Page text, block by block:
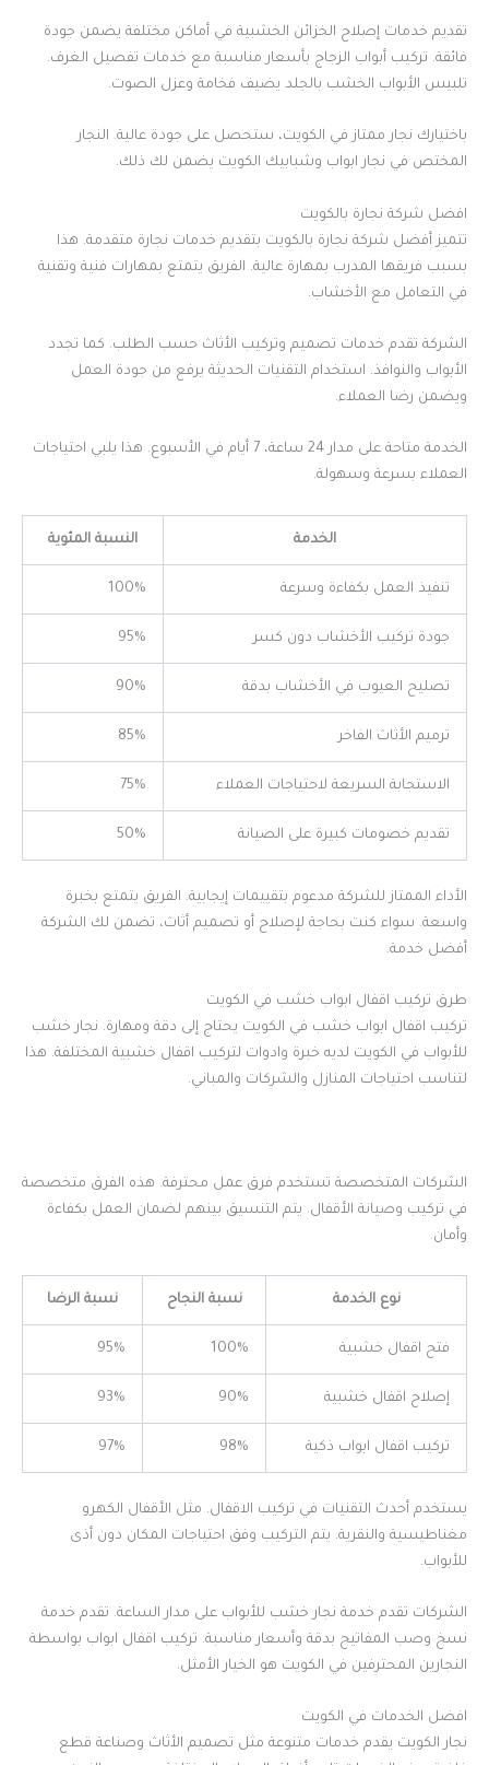
تقديم خدمات إصلاح الخزائن الخشبية في أماكن مختلفة يضمن جودة
فائقة. تركيب أبواب الزجاج بأسعار مناسبة مع خدمات تفصيل الغرف.
تلبيس الأبواب الخشب بالجلد يضيف فخامة وعزل الصوت.
باختيارك نجار ممتاز في الكويت، ستحصل على جودة عالية. النجار
المختص في نجار ابواب وشبابيك الكويت يضمن لك ذلك.
افضل شركة نجارة بالكويت
تتميز أفضل شركة نجارة بالكويت بتقديم خدمات نجارة متقدمة. هذا
بسبب فريقها المدرب بمهارة عالية. الفريق يتمتع بمهارات فنية وتقنية
في التعامل مع الأخشاب.
الشركة تقدم خدمات تصميم وتركيب الأثاث حسب الطلب. كما تجدد
الأبواب والنوافذ. استخدام التقنيات الحديثة يرفع من جودة العمل
ويضمن رضا العملاء.
الخدمة متاحة على مدار 24 ساعة، 7 أيام في الأسبوع. هذا يلبي احتياجات
العملاء بسرعة وسهولة.
الخدمة النسبة المئوية
تنفيذ العمل بكفاءة وسرعة 100%
جودة تركيب الأخشاب دون كسر 95%
تصليح العيوب في الأخشاب بدقة 90%
ترميم الأثاث الفاخر 85%
الاستجابة السريعة لاحتياجات العملاء 75%
تقديم خصومات كبيرة على الصيانة 50%
الأداء الممتاز للشركة مدعوم بتقييمات إيجابية. الفريق يتمتع بخبرة
واسعة. سواء كنت بحاجة لإصلاح أو تصميم أثاث، تضمن لك الشركة
أفضل خدمة.
طرق تركيب اقفال ابواب خشب في الكويت
تركيب اقفال ابواب خشب في الكويت يحتاج إلى دقة ومهارة. نجار خشب
للأبواب في الكويت لديه خبرة وادوات لتركيب اقفال خشبية المختلفة. هذا
لتناسب احتياجات المنازل والشركات والمباني.
الشركات المتخصصة تستخدم فرق عمل محترفة. هذه الفرق متخصصة
في تركيب وصيانة الأقفال. يتم التنسيق بينهم لضمان العمل بكفاءة
وأمان.
نوع الخدمة نسبة النجاح نسبة الرضا
فتح اقفال خشبية 100%
95%
إصلاح اقفال خشبية 90%
93%
تركيب اقفال ابواب ذكية 98%
97%
يستخدم أحدث التقنيات في تركيب الاقفال. مثل الأقفال الكهرو
مغناطيسية والنقرية. يتم التركيب وفق احتياجات المكان دون أذى
للأبواب.
الشركات تقدم خدمة نجار خشب للأبواب على مدار الساعة. تقدم خدمة
نسخ وصب المفاتيح بدقة وأسعار مناسبة. تركيب اقفال ابواب بواسطة
النجارين المحترفين في الكويت هو الخيار الأمثل.
افضل الخدمات في الكويت
نجار الكويت يقدم خدمات متنوعة مثل تصميم الأثاث وصناعة قطع